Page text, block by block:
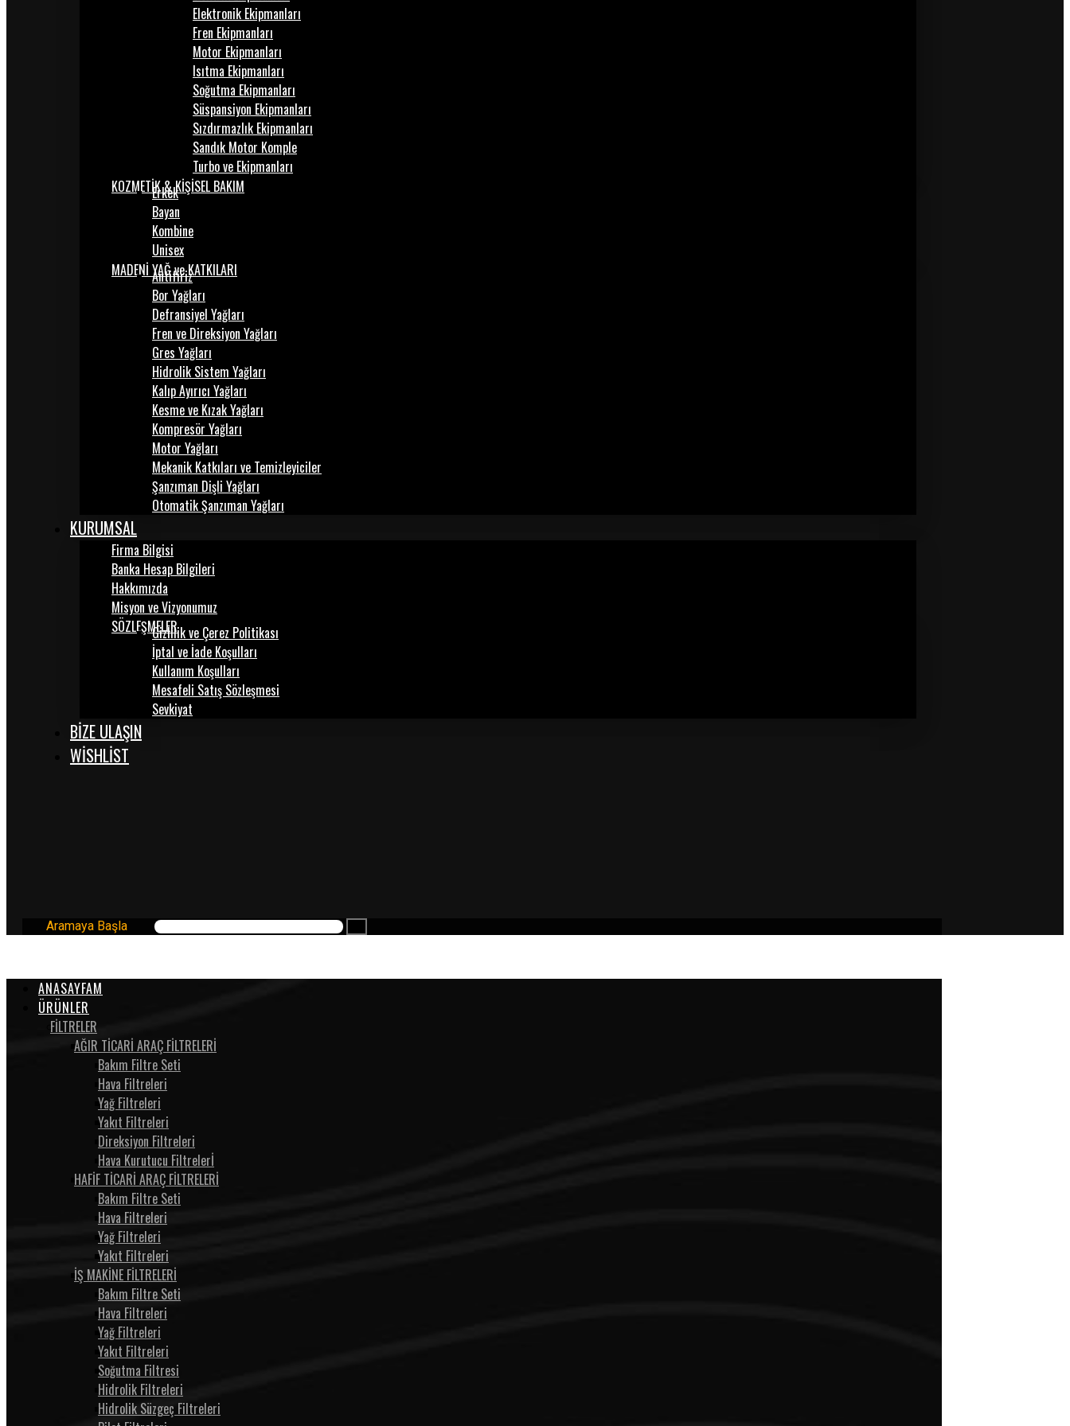
Elektronik Ekipmanları
Fren Ekipmanları
Motor Ekipmanları
Isıtma Ekipmanları
Soğutma Ekipmanları
Süspansiyon Ekipmanları
Sızdırmazlık Ekipmanları
Sandık Motor Komple
Turbo ve Ekipmanları
KOZMETİK & KİŞİSEL BAKIM
Erkek
Bayan
Kombine
Unisex
MADENİ YAĞ ve KATKILARI
Antifiriz
Bor Yağları
Defransiyel Yağları
Fren ve Direksiyon Yağları
Gres Yağları
Hidrolik Sistem Yağları
Kalıp Ayırıcı Yağları
Kesme ve Kızak Yağları
Kompresör Yağları
Motor Yağları
Mekanik Katkıları ve Temizleyiciler
Şanzıman Dişli Yağları
Otomatik Şanzıman Yağları
KURUMSAL
Firma Bilgisi
Banka Hesap Bilgileri
Hakkımızda
Misyon ve Vizyonumuz
SÖZLEŞMELERGizlilik ve Çerez Politikası
İptal ve İade Koşulları
Kullanım Koşulları
Mesafeli Satış Sözleşmesi
Sevkiyat
BİZE ULAŞIN
WISHLIST
Aramaya Başla
ANASAYFAM
ÜRÜNLER
FİLTRELER
AĞIR TİCARİ ARAÇ FİLTRELERİ
Bakım Filtre Seti
Hava Filtreleri
Yağ Filtreleri
Yakıt Filtreleri
Direksiyon Filtreleri
Hava Kurutucu Filtrelerİ
HAFİF TİCARİ ARAÇ FİLTRELERİ
Bakım Filtre Seti
Hava Filtreleri
Yağ Filtreleri
Yakıt Filtreleri
İŞ MAKİNE FİLTRELERİ
Bakım Filtre Seti
Hava Filtreleri
Yağ Filtreleri
Yakıt Filtreleri
Soğutma Filtresi
Hidrolik Filtreleri
Hidrolik Süzgeç Filtreleri